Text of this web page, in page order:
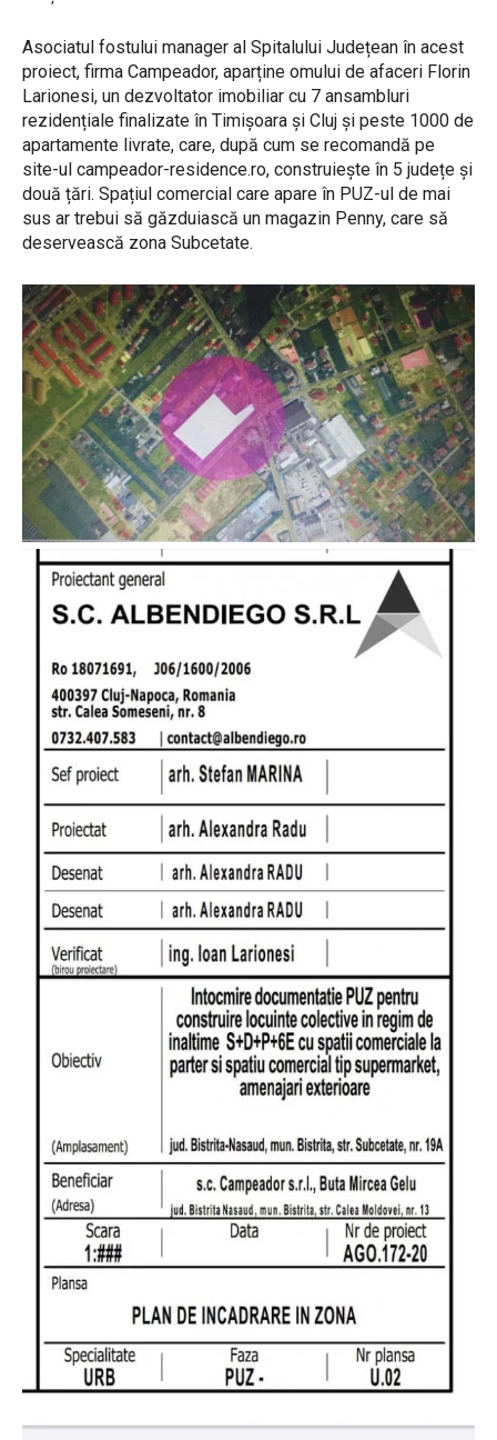
Asociatul fostului manager al Spitalului Județean în acest
proiect, firma Campeador, aparține omului de afaceri Florin
Larionesi, un dezvoltator imobiliar cu 7 ansambluri
rezidențiale finalizate în Timișoara și Cluj și peste 1000 de
apartamente livrate, care, după cum se recomandă pe
site-ul campeador-residence.ro, construiește în 5 județe și
două țări. Spațiul comercial care apare în PUZ-ul de mai
sus ar trebui să găzduiască un magazin Penny, care să
deservească zona Subcetate.